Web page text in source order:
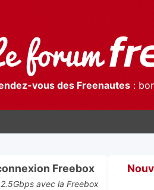
vous des Freenautes:
Freebox
avec la Freebox